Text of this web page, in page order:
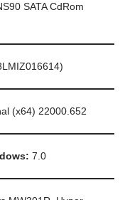
SATA CdRom
(x64) 22000.652
7.0